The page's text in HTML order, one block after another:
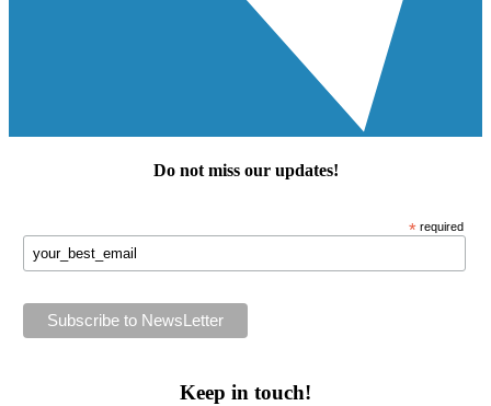
Do not miss our updates!
* required
Keep in touch!